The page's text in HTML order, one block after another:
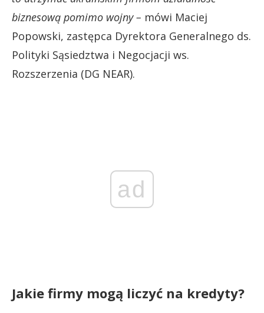
biznesową pomimo wojny – mówi Maciej
Popowski, zastępca Dyrektora Generalnego ds.
Polityki Sąsiedztwa i Negocjacji ws.
Rozszerzenia (DG NEAR).
ad
Jakie firmy mogą liczyć na kredyty?